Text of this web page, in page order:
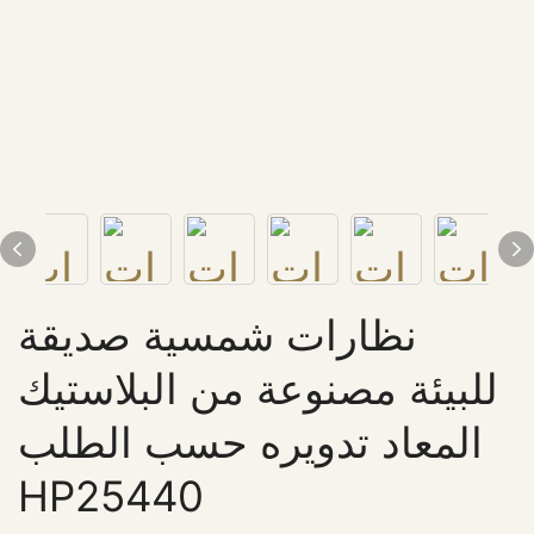
نظارات شمسية صديقة
للبيئة مصنوعة من البلاستيك
المعاد تدويره حسب الطلب
HP25440